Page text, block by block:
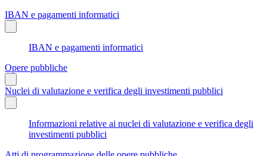
IBAN e pagamenti informatici
IBAN e pagamenti informatici
Opere pubbliche
Nuclei di valutazione e verifica degli investimenti pubblici
Informazioni relative ai nuclei di valutazione e verifica degli
investimenti pubblici